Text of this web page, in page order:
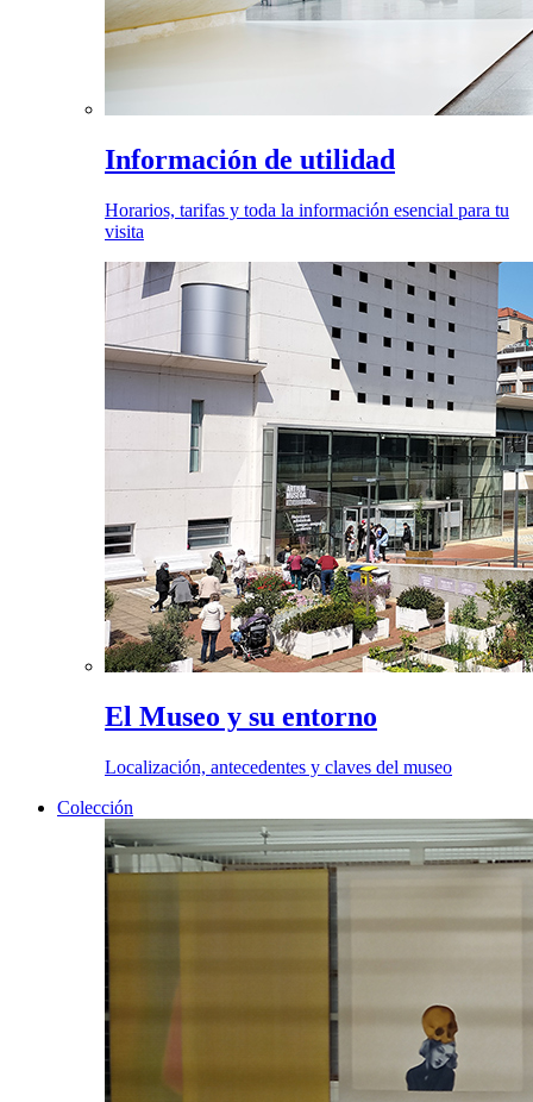
Información de utilidad
Horarios, tarifas y toda la información esencial para tu
visita
El Museo y su entorno
Localización, antecedentes y claves del museo
Colección